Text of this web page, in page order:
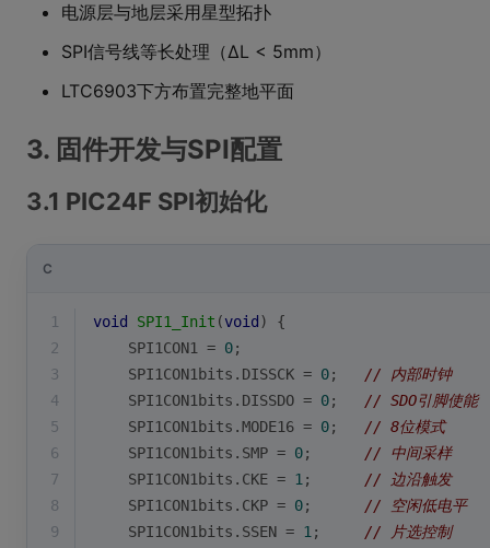
电源层与地层采用星型拓扑
SPI信号线等长处理（ΔL < 5mm）
LTC6903下方布置完整地平面
3. 固件开发与SPI配置
3.1 PIC24F SPI初始化
C
1 void SPI1_Init (void )
{
2
    SPI1CON1 =
0;
3
    SPI1CON1bits.DISSCK =
0; // 内部时钟
4
    SPI1CON1bits.DISSDO =
0; // SDO引脚使能
5
    SPI1CON1bits.MODE16 =
0; // 8位模式
6
    SPI1CON1bits.SMP =
0; // 中间采样
7
    SPI1CON1bits.CKE =
1 ; // 边沿触发
8
    SPI1CON1bits.CKP =
0; // 空闲低电平
9
    SPI1CON1bits.SSEN =
1 ; // 片选控制